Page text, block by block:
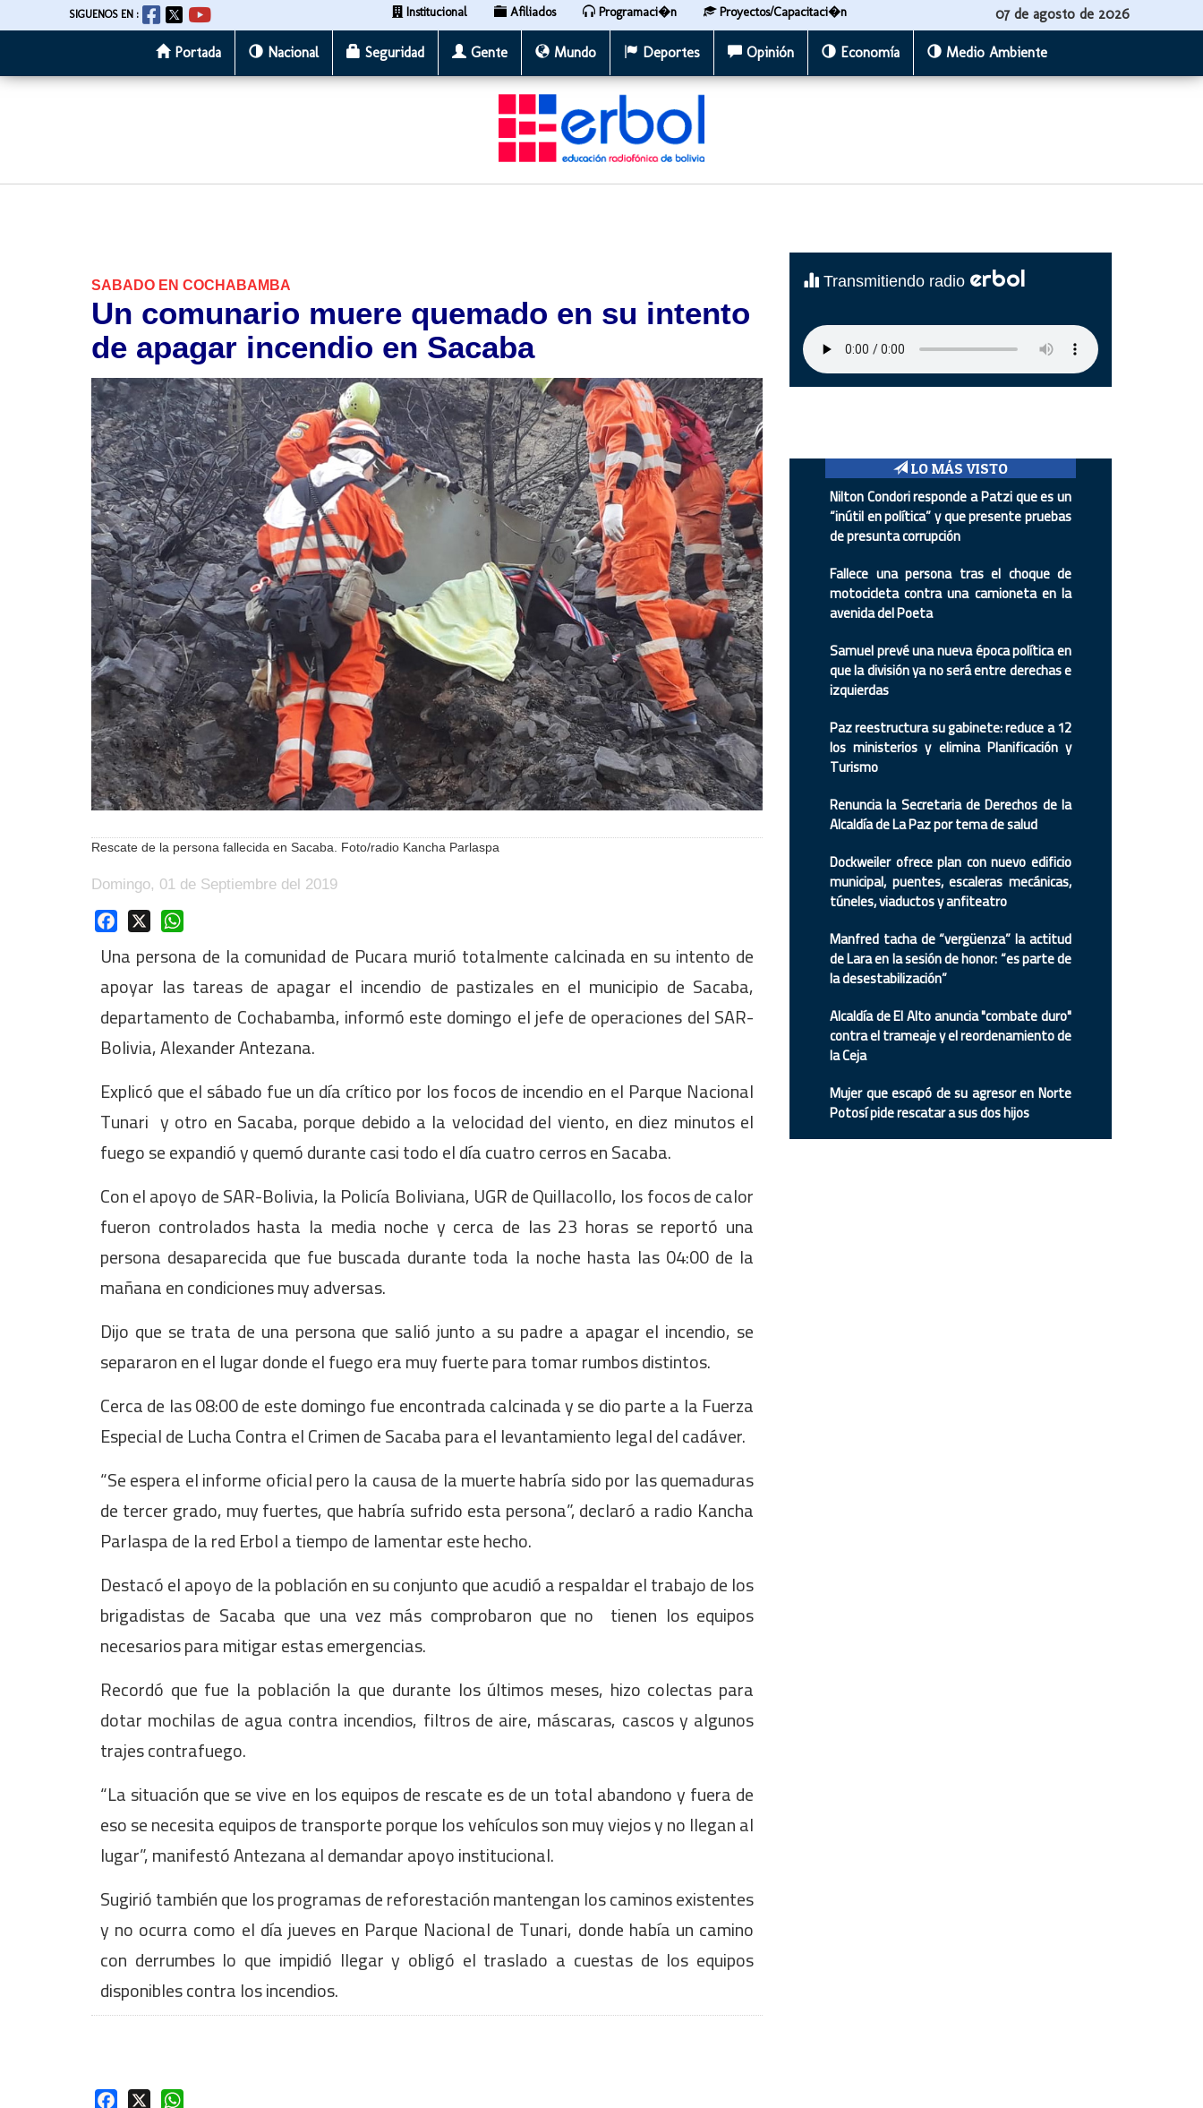
al
SIGUENOS EN : Institucional Afiliados Programaci�n Proyectos/Capacitaci�n 07 de agosto de 2026
Portada Nacional Seguridad Gente Mundo Deportes Opinión Economía Medio Ambiente
SABADO EN COCHABAMBA
Un comunario muere quemado en su intento
de apagar incendio en Sacaba
Rescate de la persona fallecida en Sacaba. Foto/radio Kancha Parlaspa
Domingo, 01 de Septiembre del 2019
Facebook
Una persona de la comunidad de Pucara murió totalmente calcinada en su intento de
apoyar las tareas de apagar el incendio de pastizales en el municipio de Sacaba,
departamento de Cochabamba, informó este domingo el jefe de operaciones del SAR-
Bolivia, Alexander Antezana.
Explicó que el sábado fue un día crítico por los focos de incendio en el Parque Nacional
Tunari y otro en Sacaba, porque debido a la velocidad del viento, en diez minutos el
fuego se expandió y quemó durante casi todo el día cuatro cerros en Sacaba.
Con el apoyo de SAR-Bolivia, la Policía Boliviana, UGR de Quillacollo, los focos de calor
fueron controlados hasta la media noche y cerca de las 23 horas se reportó una
persona desaparecida que fue buscada durante toda la noche hasta las 04:00 de la
mañana en condiciones muy adversas.
Dijo que se trata de una persona que salió junto a su padre a apagar el incendio, se
separaron en el lugar donde el fuego era muy fuerte para tomar rumbos distintos.
Cerca de las 08:00 de este domingo fue encontrada calcinada y se dio parte a la Fuerza
Especial de Lucha Contra el Crimen de Sacaba para el levantamiento legal del cadáver.
“Se espera el informe oficial pero la causa de la muerte habría sido por las quemaduras
de tercer grado, muy fuertes, que habría sufrido esta persona”, declaró a radio Kancha
Parlaspa de la red Erbol a tiempo de lamentar este hecho.
Destacó el apoyo de la población en su conjunto que acudió a respaldar el trabajo de los
brigadistas de Sacaba que una vez más comprobaron que no tienen los equipos
necesarios para mitigar estas emergencias.
Recordó que fue la población la que durante los últimos meses, hizo colectas para
dotar mochilas de agua contra incendios, filtros de aire, máscaras, cascos y algunos
trajes contrafuego.
“La situación que se vive en los equipos de rescate es de un total abandono y fuera de
eso se necesita equipos de transporte porque los vehículos son muy viejos y no llegan al
lugar”, manifestó Antezana al demandar apoyo institucional.
Sugirió también que los programas de reforestación mantengan los caminos existentes
y no ocurra como el día jueves en Parque Nacional de Tunari, donde había un camino
con derrumbes lo que impidió llegar y obligó el traslado a cuestas de los equipos
disponibles contra los incendios.
Facebook
Transmitiendo radio erbol
LO MÁS VISTO
Nilton Condori responde a Patzi que es un
“inútil en política” y que presente pruebas
de presunta corrupción
Fallece una persona tras el choque de
motocicleta contra una camioneta en la
avenida del Poeta
Samuel prevé una nueva época política en
que la división ya no será entre derechas e
izquierdas
Paz reestructura su gabinete: reduce a 12
los ministerios y elimina Planificación y
Turismo
Renuncia la Secretaria de Derechos de la
Alcaldía de La Paz por tema de salud
Dockweiler ofrece plan con nuevo edificio
municipal, puentes, escaleras mecánicas,
túneles, viaductos y anfiteatro
Manfred tacha de “vergüenza” la actitud
de Lara en la sesión de honor: “es parte de
la desestabilización”
Alcaldía de El Alto anuncia "combate duro"
contra el trameaje y el reordenamiento de
la Ceja
Mujer que escapó de su agresor en Norte
Potosí pide rescatar a sus dos hijos